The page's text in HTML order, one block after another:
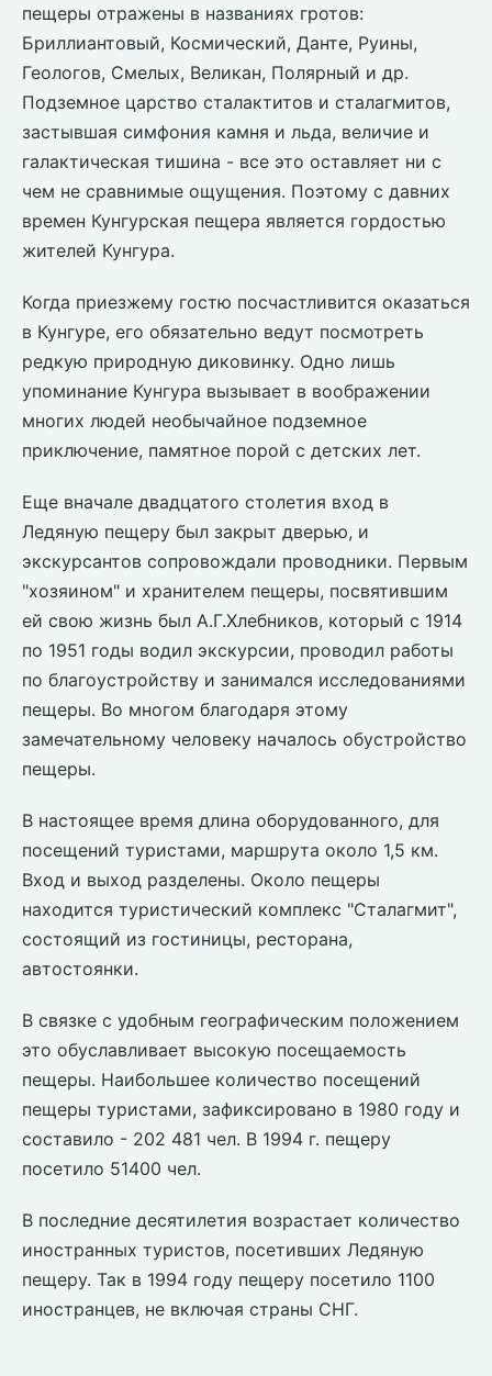
пещеры отражены в названиях гротов:
Бриллиантовый, Космический, Данте, Руины,
Геологов, Смелых, Великан, Полярный и др.
Подземное царство сталактитов и сталагмитов,
застывшая симфония камня и льда, величие и
галактическая тишина - все это оставляет ни с
чем не сравнимые ощущения. Поэтому с давних
времен Кунгурская пещера является гордостью
жителей Кунгура.
Когда приезжему гостю посчастливится оказаться
в Кунгуре, его обязательно ведут посмотреть
редкую природную диковинку. Одно лишь
упоминание Кунгура вызывает в воображении
многих людей необычайное подземное
приключение, памятное порой с детских лет.
Еще вначале двадцатого столетия вход в
Ледяную пещеру был закрыт дверью, и
экскурсантов сопровождали проводники. Первым
"хозяином" и хранителем пещеры, посвятившим
ей свою жизнь был А.Г.Хлебников, который с 1914
по 1951 годы водил экскурсии, проводил работы
по благоустройству и занимался исследованиями
пещеры. Во многом благодаря этому
замечательному человеку началось обустройство
пещеры.
В настоящее время длина оборудованного, для
посещений туристами, маршрута около 1,5 км.
Вход и выход разделены. Около пещеры
находится туристический комплекс "Сталагмит",
состоящий из гостиницы, ресторана,
автостоянки.
В связке с удобным географическим положением
это обуславливает высокую посещаемость
пещеры. Наибольшее количество посещений
пещеры туристами, зафиксировано в 1980 году и
составило - 202 481 чел. В 1994 г. пещеру
посетило 51400 чел.
В последние десятилетия возрастает количество
иностранных туристов, посетивших Ледяную
пещеру. Так в 1994 году пещеру посетило 1100
иностранцев, не включая страны СНГ.